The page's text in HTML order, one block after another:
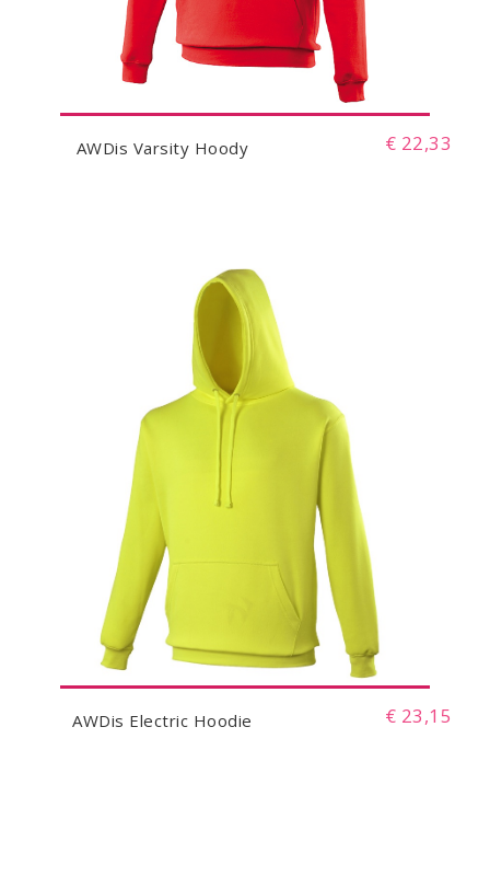
AWDis Varsity Hoody € 22,33
AWDis Electric Hoodie € 23,15